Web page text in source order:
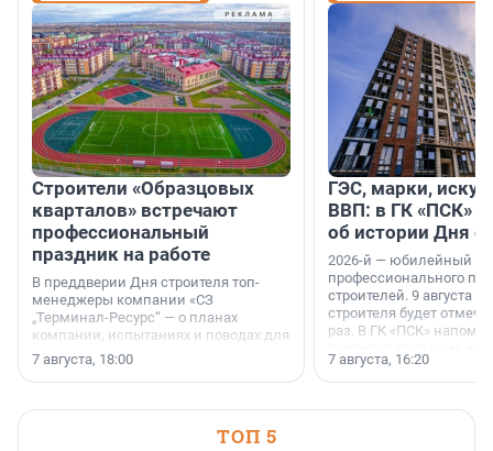
Строители «Образцовых
кварталов» встречают
профессиональный
праздник на работе
В преддверии Дня строителя топ-
менеджеры компании «СЗ
„Терминал-Ресурс“ — о планах
компании, испытаниях и поводах для
осторожного оптимизма.
7 августа, 18:00
ГЭС, марки,
ВВП: в ГК «ПСК»
об истории Дня
2026-й — юбилейный
профессионального
строителей. 9 августа
строителя будет
раз. В ГК «ПСК»
поменялась роль
7 августа, 16:20
ТОП 5